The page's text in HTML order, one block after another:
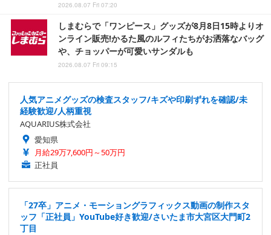
2026.08.07 Fri 07:20
しまむらで「ワンピース」グッズが8月8日15時よりオ
ンライン販売!かるた風のルフィたちがお洒落なバッグ
や、チョッパーが可愛いサンダルも
2026.08.07 Fri 09:15
人気アニメグッズの検査スタッフ/キズや印刷ずれを確認/未
経験歓迎/人柄重視
AQUARIUS株式会社
愛知県
月給29万7,600円～50万円
正社員
「27卒」アニメ・モーショングラフィックス動画の制作スタ
ッフ「正社員」YouTube好き歓迎/さいたま市大宮区大門町2
丁目